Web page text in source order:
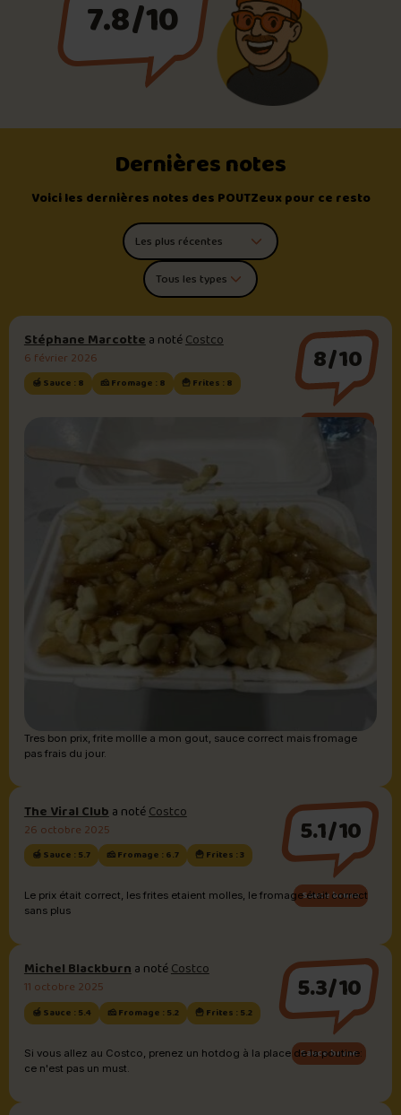
7.8/10
Dernières notes
Voici les dernières notes des POUTZeux pour ce resto
Trier les commentaires
Filtrer par type de poutine
Stéphane Marcottea notéCostco
6 février 2026
🍯 Sauce : 8 🧀 Fromage : 8 🍟 Frites : 8
8/10
Sauce brune
Tres bon prix, frite mollle a mon gout, sauce correct mais fromage
pas frais du jour.
The Viral Cluba notéCostco
26 octobre 2025
🍯 Sauce : 5.7 🧀 Fromage : 6.7 🍟 Frites : 3
5.1/10
Sauce brune
Le prix était correct, les frites etaient molles, le fromage était correct
sans plus
Michel Blackburna notéCostco
11 octobre 2025
🍯 Sauce : 5.4 🧀 Fromage : 5.2 🍟 Frites : 5.2
5.3/10
Sauce brune
Si vous allez au Costco, prenez un hotdog à la place de la poutine:
ce n'est pas un must.